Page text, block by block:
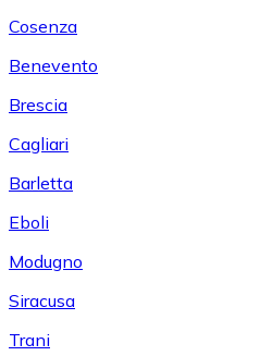
Cosenza
Benevento
Brescia
Cagliari
Barletta
Eboli
Modugno
Siracusa
Trani